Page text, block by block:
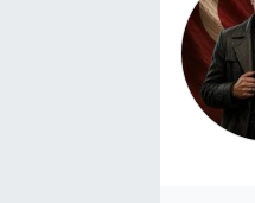
Tüm Manşetler
Son Dakika Haberleri